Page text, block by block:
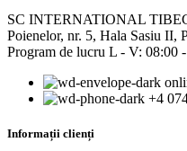
SC INTERNATIONAL
Poienelor, nr. 5, Hala Sasiu II,
Program de lucru L - V: 08:00
+4
Informații clienți